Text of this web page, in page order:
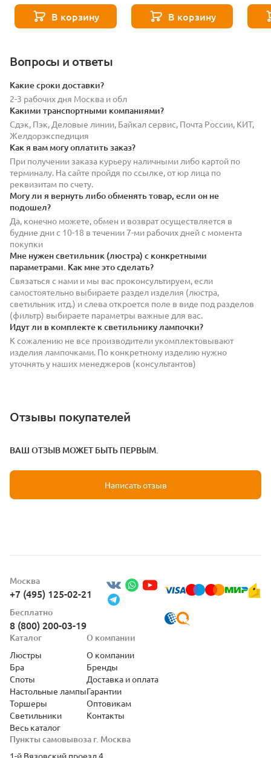
В корзину В корзину
Вопросы и ответы
Какие сроки доставки?
2-3 рабочих дня Москва и обл
Какими транспортными компаниями?
Сдэк, Пэк, Деловые линии, Байкал сервис, Почта России, КИТ,
Желдорэкспедиция
Как я вам могу оплатить заказ?
При получении заказа курьеру наличными либо картой по
терминалу. На сайте пройдя по ссылке, от юр лица по
реквизитам по счету.
Могу ли я вернуть либо обменять товар, если он не
подошел?
Да, конечно можете, обмен и возврат осуществляется в
будние дни с 10-18 в течении 7-ми рабочих дней с момента
покупки
Мне нужен светильник (люстра) с конкретными
параметрами. Как мне это сделать?
Связаться с нами и мы вас проконсультируем, если
самостоятельно выбираете раздел изделия (люстра,
светильник итд.) и слева откроется поле в виде под разделов
(фильтр) выбираете параметры важные для вас.
Идут ли в комплекте к светильнику лампочки?
К сожалению не все производители укомплектовывают
изделия лампочками. По конкретному изделию нужно
уточнять у наших менеджеров (консультантов)
Отзывы покупателей
ВАШ ОТЗЫВ МОЖЕТ БЫТЬ ПЕРВЫМ.
Написать отзыв
Москва
+7 (495) 125-02-21
Бесплатно
8 (800) 200-03-19
Пункты самовывоза г. Москва
Каталог
Люстры
Бра
Споты
Настольные лампы
Торшеры
Светильники
Весь каталог
О компании
О компании
Бренды
Доставка и оплата
Гарантии
Оптовикам
Контакты